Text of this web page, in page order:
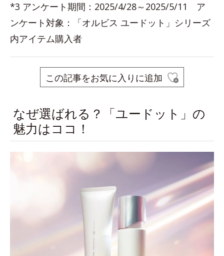
*3 アンケート期間：2025/4/28～2025/5/11 ア
ンケート対象：「オルビス ユードット」シリーズ
内アイテム購入者
この記事をお気に入りに追加
なぜ選ばれる？「ユードット」の
魅力はココ！